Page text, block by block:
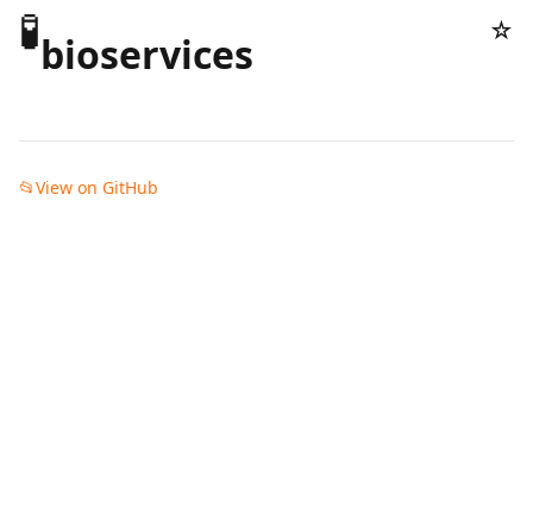
🧪bioservices ☆
📂View on GitHub